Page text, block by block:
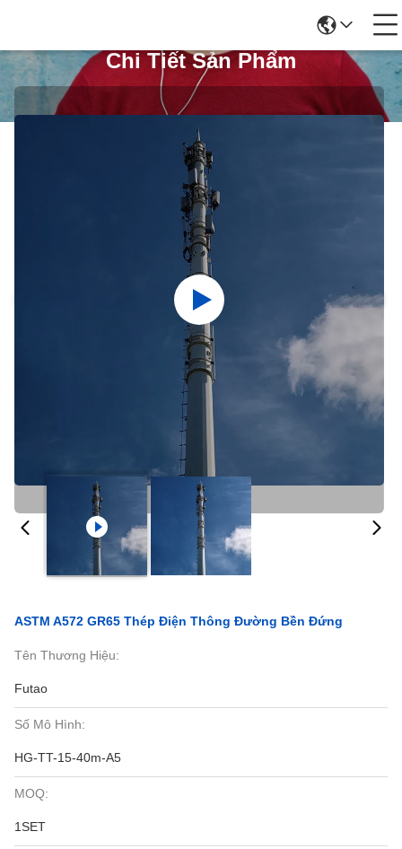
Chi Tiết Sản Phẩm
ASTM A572 GR65 Thép Điện Thông Đường Bền Đứng
Tên Thương Hiệu:
Futao
Số Mô Hình:
HG-TT-15-40m-A5
MOQ:
1SET